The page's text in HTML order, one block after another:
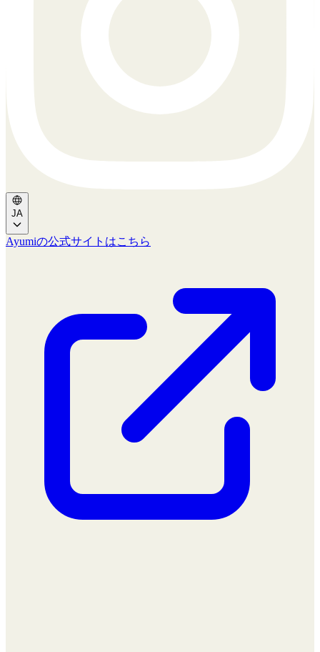
JA
Ayumiの公式サイトはこちら